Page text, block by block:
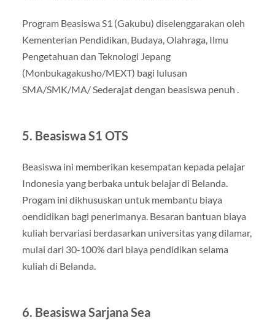
Program Beasiswa S1 (Gakubu) diselenggarakan oleh
Kementerian Pendidikan, Budaya, Olahraga, Ilmu
Pengetahuan dan Teknologi Jepang
(Monbukagakusho/MEXT) bagi lulusan
SMA/SMK/MA/ Sederajat dengan beasiswa penuh .
5. Beasiswa S1 OTS
Beasiswa ini memberikan kesempatan kepada pelajar
Indonesia yang berbaka untuk belajar di Belanda.
Progam ini dikhususkan untuk membantu biaya
oendidikan bagi penerimanya. Besaran bantuan biaya
kuliah bervariasi berdasarkan universitas yang dilamar,
mulai dari 30-100% dari biaya pendidikan selama
kuliah di Belanda.
6. Beasiswa Sarjana Sea